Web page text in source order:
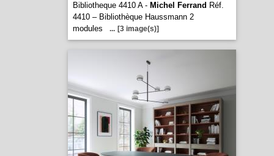
Bibliotheque 4410 A - Michel Ferrand Réf.
4410 – Bibliothèque Haussmann 2
modules
... [3 image(s)]